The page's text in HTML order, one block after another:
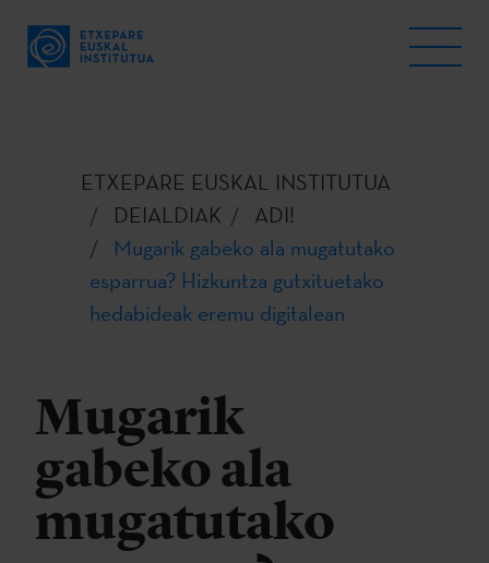
ETXEPARE EUSKAL INSTITUTUA
DEIALDIAK
ADI!
Mugarik gabeko ala mugatutako
esparrua? Hizkuntza gutxituetako
hedabideak eremu digitalean
Mugarik
gabeko ala
mugatutako